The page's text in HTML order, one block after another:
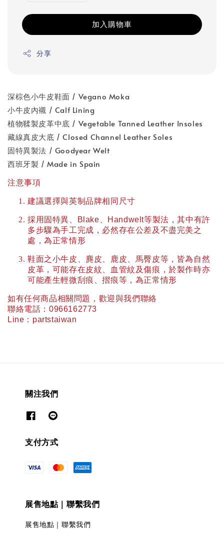
加入購物車
分享
深棕色小牛皮鞋面 / Vegano Moka
小牛皮內襯 / Calf Lining
植物鞣製皮革中底 / Vegetable Tanned Leather Insoles
藏線真皮大底 / Closed Channel Leather Soles
固特異製法 / Goodyear Welt
西班牙製 / Made in Spain
注意事項
建議選擇與英制品牌相同尺寸
採用固特異、 Blake Handwelt等製法，其中有許
多步驟為手工完成，必然存在公差及不盡完美之
處，為正常情形
鞋面之小牛皮、麂皮、鹿皮、馬臀皮等，皆為自然
皮革，可能存在皮紋、血管紋及傷痕，於製作時亦
可能產生輕微刮痕、摺痕等，為正常情形
如有任何商品相關問題，歡迎與我們聯絡
聯絡電話： 0966162773
Line ： partstaiwan
關注我們
支付方式
展售地點｜聯繫我們
展售地點｜聯繫我們